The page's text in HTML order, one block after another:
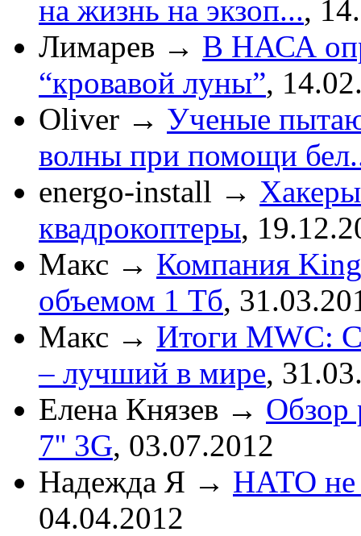
на жизнь на экзоп...,
Лимарев → В НАСА
“кровавой луны”,
Oliver → Ученые
волны при помощи
energo-install →
квадрокоптеры,
Макс → Компания
объемом 1 Тб,
Макс → Итоги MWC:
– лучший в мире,
Елена Князев → Обзор
7'' 3G, 03.07.2012
Надежда Я → НАТО не
04.04.2012